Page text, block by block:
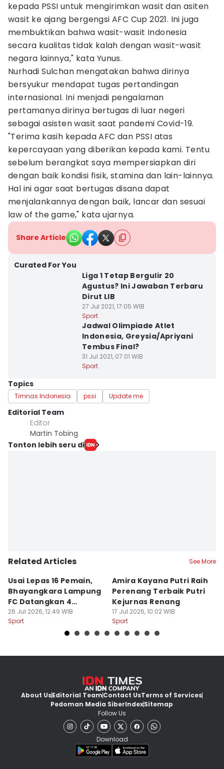
kepada PSSI untuk mengirimkan wasit dan asiten
wasit ke ajang bergengsi AFC Cup 2021. Ini juga
membuktikan bahwa wasit-wasit Indonesia
secara kualitas tidak kalah dengan wasit-wasit
negara lainnya," kata Yunus.
Nurhadi Sulchan mengatakan bahwa dirinya
bersyukur mendapat tugas pertandingan
internasional. Ini menjadi pengalaman
pertamanya dirinya bertugas di luar negeri
sebagai asisten wasit saat pandemi Covid-19.
"Terima kasih kepada AFC dan PSSI atas
kepercayaan yang diberikan kepada kami. Tentu
sebelum berangkat saya mempersiapkan diri
dengan baik kondisi fisik, stamina dan lain-lainnya.
Hal ini agar saat bertugas disana dapat
menjalankannya dengan baik, lancar dan sesuai
law of the game," kata ujarnya.
Share Article
Curated For You
Liga 1 Tetap Bergulir 20
Agustus? Ini Jawaban Terbaru
Dirut LIB
27 Jul 2021, 17:05 WIB
Sport
Jadwal Olimpiade Atlet
Indonesia, Greysia/Apriyani
Tembus Final?
31 Jul 2021, 07:01 WIB
Sport
Topics
Timnas Indonesia pssi Update me
Editorial Team
Editor
Martin Tobing
Tonton lebih seru di
Related Articles See More
Usai Lepas 16 Pemain,
Bhayangkara Lampung
FC Datangkan 4
Rekrutan
26 Jul 2026, 12:49 WIB
Sport
Amira Kayana Putri Raih
Perenang Terbaik Putri
Kejurnas Renang
17 Jul 2026, 10:02 WIB
Sport
About UsEditorial TeamContact UsTerms of Services
Pedoman Media SiberIndexSitemap
Follow Us
Download